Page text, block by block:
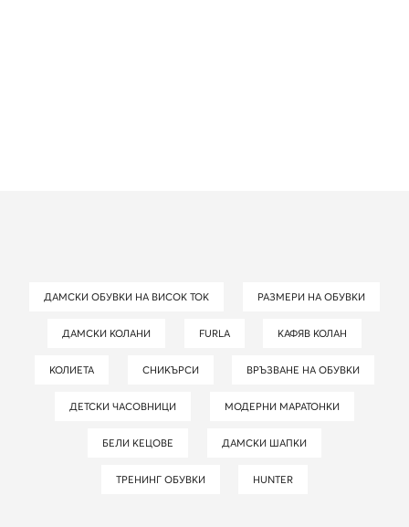
ДАМСКИ ОБУВКИ НА ВИСОК ТОК РАЗМЕРИ НА ОБУВКИ
ДАМСКИ КОЛАНИ FURLA КАФЯВ КОЛАН
КОЛИЕТА СНИКЪРСИ ВРЪЗВАНЕ НА ОБУВКИ
ДЕТСКИ ЧАСОВНИЦИ МОДЕРНИ МАРАТОНКИ
БЕЛИ КЕЦОВЕ ДАМСКИ ШАПКИ
ТРЕНИНГ ОБУВКИ HUNTER